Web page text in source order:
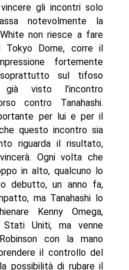
gli incontri solo
notevolmente la
non riesce a fare
Dome, corre il
fortemente
sul tifoso
visto l’incontro
contro Tanahashi.
per lui e per il
questo incontro sia
riguarda il risultato,
Ogni volta che
in alto, qualcuno lo
debutto, un anno fa,
ma Tanahashi lo
Kenny Omega,
Uniti, ma venne
con la mano
il controllo del
possibilità di rubare il